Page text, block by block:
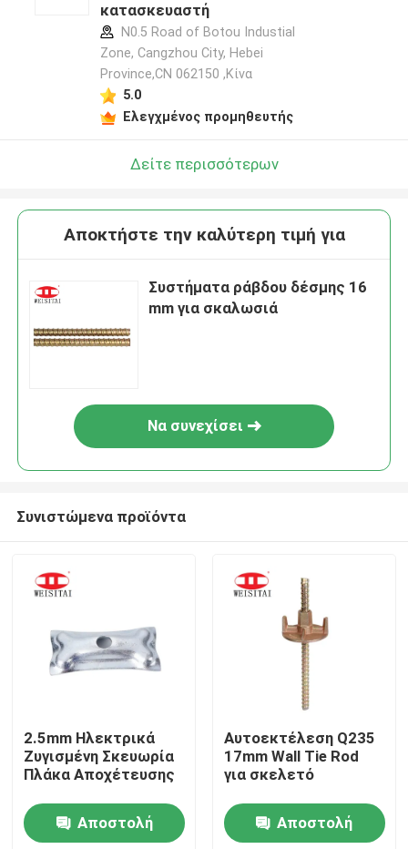
Σπίτι
Προϊόντα
Περίπου εμείς
κατασκευαστή
N0.5 Road of Botou Industial
Zone, Cangzhou City, Hebei
Province,CN 062150 ,Κίνα
5.0
Ελεγχμένος προμηθευτής
Δείτε περισσότερων
Αποκτήστε την καλύτερη τιμή για
Συστήματα ράβδου δέσμης 16
mm για σκαλωσιά
Να συνεχίσει
Συνιστώμενα προϊόντα
2.5mm Ηλεκτρικά
Ζυγισμένη Σκευωρία
Πλάκα Αποχέτευσης
Αποστολή
Αυτοεκτέλεση Q235
17mm Wall Tie Rod
για σκελετό
Αποστολή